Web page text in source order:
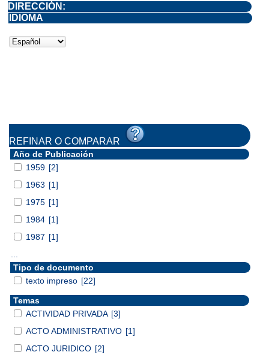
DIRECCIÓN:
IDIOMA
REFINAR O COMPARAR
Año de Publicación
1959 [2]
1963 [1]
1975 [1]
1984 [1]
1987 [1]
Tipo de documento
texto impreso [22]
Temas
ACTIVIDAD PRIVADA [3]
ACTO ADMINISTRATIVO [1]
ACTO JURIDICO [2]